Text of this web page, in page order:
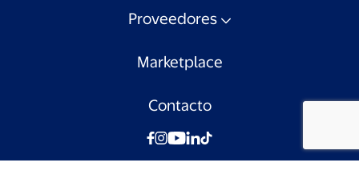
Proveedores
Marketplace
Contacto